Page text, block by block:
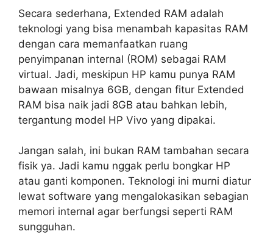
Secara sederhana, Extended RAM adalah
teknologi yang bisa menambah kapasitas RAM
dengan cara memanfaatkan ruang
penyimpanan internal (ROM) sebagai RAM
virtual. Jadi, meskipun HP kamu punya RAM
bawaan misalnya 6GB, dengan fitur Extended
RAM bisa naik jadi 8GB atau bahkan lebih,
tergantung model HP Vivo yang dipakai.
Jangan salah, ini bukan RAM tambahan secara
fisik ya. Jadi kamu nggak perlu bongkar HP
atau ganti komponen. Teknologi ini murni diatur
lewat software yang mengalokasikan sebagian
memori internal agar berfungsi seperti RAM
sungguhan.